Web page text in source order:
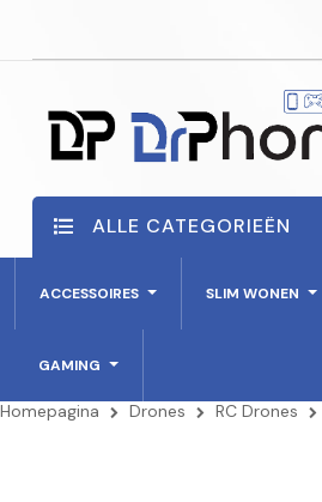
ALLE CATEGORIEËN
ACCESSOIRES SLIM WONEN
GAMING
Homepagina Drones RC Drones